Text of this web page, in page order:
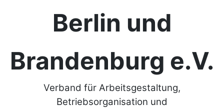
Berlin und
Brandenburg e.V.
Verband für Arbeitsgestaltung,
Betriebsorganisation und